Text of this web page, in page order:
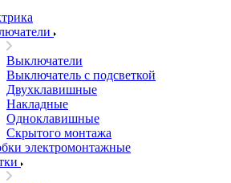
Выключатели
Выключатель с подсветкой
Двухклавишные
Накладные
Одноклавишные
Скрытого монтажа
электромонтажные